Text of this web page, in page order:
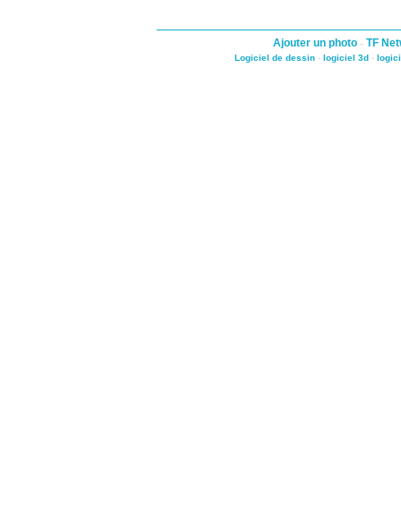
Ajouter un photo - TF
Logiciel de dessin - logiciel 3d -